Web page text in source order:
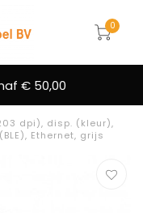
0
€ 50,00
dpi), disp. (kleur),
(BLE), Ethernet, grijs